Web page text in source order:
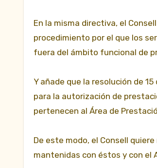
En la misma directiva, el
procedimiento por el que los
fuera del ámbito funcional de
Y añade que la resolución de
para la autorización de
pertenecen al Área de
De este modo, el Consell
mantenidas con éstos y con el